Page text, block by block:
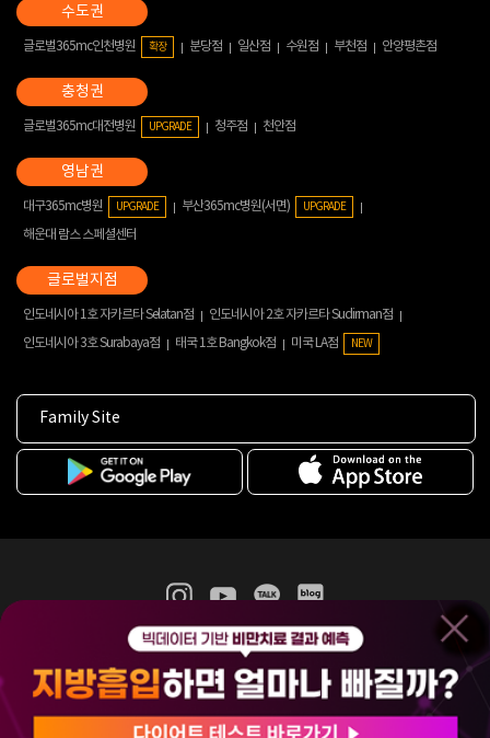
글로벌365mc인천병원 확장 분당점 일산점 수원점 부천점 안양평촌점
글로벌365mc대전병원 UPGRADE 청주점 천안점
대구365mc병원 UPGRADE 부산365mc병원(서면) UPGRADE
해운대 람스 스페셜센터
인도네시아 1호 자카르타 Selatan점
인도네시아 2호 자카르타 Sudirman점
인도네시아 3호 Surabaya점
태국 1호 Bangkok점 미국 LA점 NEW
Family Site
365mc 병·의원 이용약관
홈페이지 이용약관
비급여진료수가
(주)365mcㅣ서울특별시 서초구 서초대로52길 7, 3~4층(서초동, 제일빌딩)
120-87-04354ㅣ김남철